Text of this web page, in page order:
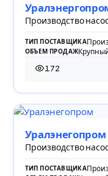
Производство
ТИП ПОСТАВЩИКА
ОБЪЕМ ПРОДАЖ
172
172 просмотра
Уралэнегопром
Производство
ТИП ПОСТАВЩИКА